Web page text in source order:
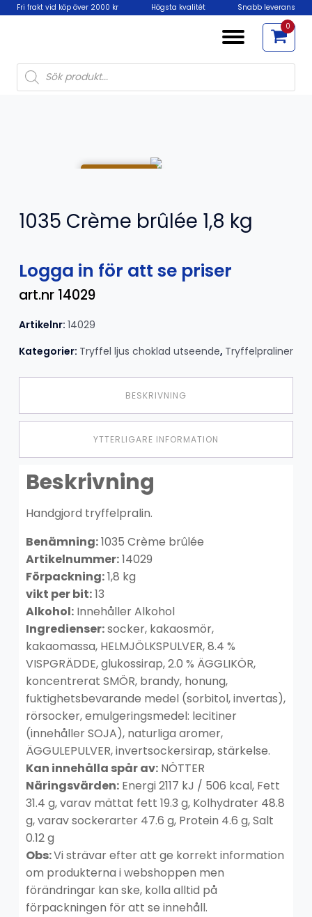
Fri frakt vid köp över 2000 kr Högsta kvalitét
Snabb leverans
0
Products
search
1035 Crème brûlée 1,8 kg
Logga in för att se priser
art.nr 14029
Artikelnr: 14029
Kategorier: Tryffel ljus choklad utseende, Tryffelpraliner
BESKRIVNING
YTTERLIGARE INFORMATION
Beskrivning
Handgjord tryffelpralin.
Benämning:1035 Crème brûlée
Artikelnummer:14029
Förpackning:1,8 kg
vikt per bit:13
Alkohol: Innehåller Alkohol
Ingredienser:socker, kakaosmör,
kakaomassa, HELMJÖLKSPULVER, 8.4 %
VISPGRÄDDE, glukossirap, 2.0 % ÄGGLIKÖR,
koncentrerat SMÖR, brandy, honung,
fuktighetsbevarande medel (sorbitol, invertas),
rörsocker, emulgeringsmedel: lecitiner
(innehåller SOJA), naturliga aromer,
ÄGGULEPULVER, invertsockersirap, stärkelse.
Kan innehålla spår av: NÖTTER
Näringsvärden: Energi 2117 kJ / 506 kcal, Fett
31.4 g, varav mättat fett 19.3 g, Kolhydrater 48.8
g, varav sockerarter 47.6 g, Protein 4.6 g, Salt
0.12 g
Obs:Vi strävar efter att ge korrekt information
om produkterna i webshoppen men
förändringar kan ske, kolla alltid på
förpackningen för att se innehåll.